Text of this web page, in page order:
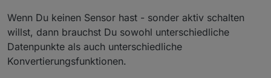
Wenn Du keinen Sensor hast - sonder aktiv schalten
willst, dann brauchst Du sowohl unterschiedliche
Datenpunkte als auch unterschiedliche
Konvertierungsfunktionen.